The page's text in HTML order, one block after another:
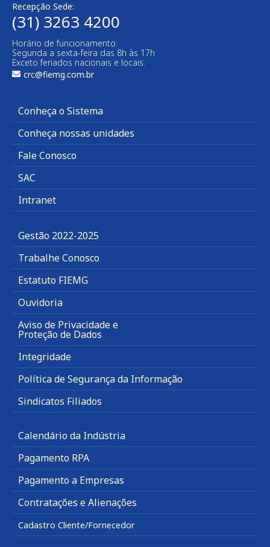
Recepção Sede:
(31) 3263 4200
Horário de funcionamento:
Segunda a sexta-feira das 8h às 17h
Exceto feriados nacionais e locais.
crc@fiemg.com.br
Conheça o Sistema
Conheça nossas unidades
Fale Conosco
SAC
Intranet
Gestão 2022-2025
Trabalhe Conosco
Estatuto FIEMG
Ouvidoria
Aviso de Privacidade e
Proteção de Dados
Integridade
Política de Segurança da Informação
Sindicatos Filiados
Calendário da Indústria
Pagamento RPA
Pagamento a Empresas
Contratações e Alienações
Cadastro Cliente/Fornecedor